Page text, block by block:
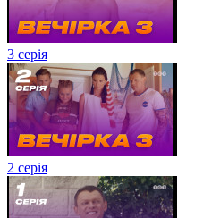
3 серія
2 серія